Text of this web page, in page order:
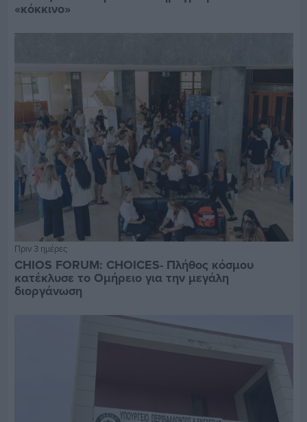
«κόκκινο»
Πριν 3 ημέρες
CHIOS FORUM: CHOICES- Πλήθος κόσμου
κατέκλυσε το Ομήρειο για την μεγάλη
διοργάνωση